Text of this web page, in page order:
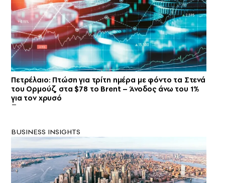
Πετρέλαιο: Πτώση για τρίτη ημέρα με φόντο τα Στενά
του Ορμούζ, στα $78 το Brent – Άνοδος άνω του 1%
για τον χρυσό
BUSINESS INSIGHTS